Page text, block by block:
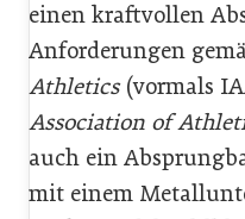
einen kraftvollen
Anforderungen
Athletics(vormals
Association of
auch ein
mit einem